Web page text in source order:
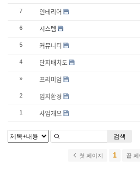
7 인테리어
6 시스템
5 커뮤니티
4 단지배치도
» 프리미엄
2 입지환경
1 사업개요
검색
첫 페이지 1 끝 페